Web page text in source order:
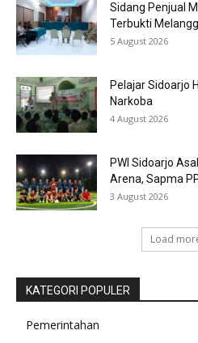
Sidang Penjual
Terbukti
5 August 2026
Pelajar Sidoarjo
Narkoba
4 August 2026
PWI Sidoarjo
Arena, Sapma
3 August 2026
Load
KATEGORI POPULER
Pemerintahan